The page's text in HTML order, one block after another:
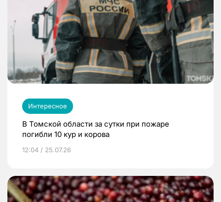
Интересное
В Томской области за сутки при пожаре
погибли 10 кур и корова
12:04 / 25.07.26